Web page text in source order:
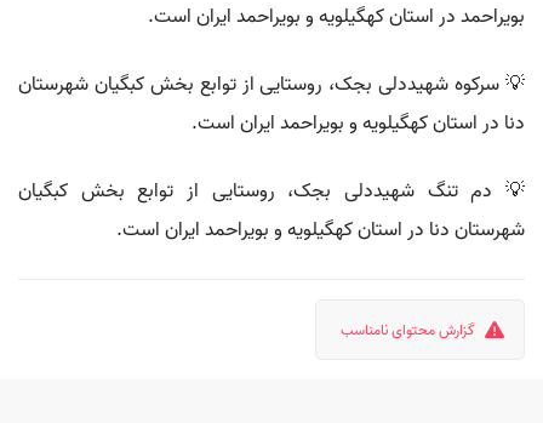
بویراحمد در استان کهگیلویه و بویراحمد ایران است.
💡 سرکوه شهیددلی بجک، روستایی از توابع بخش کبگیان شهرستان
دنا در استان کهگیلویه و بویراحمد ایران است.
💡 دم تنگ شهیددلی بجک، روستایی از توابع بخش کبگیان
شهرستان دنا در استان کهگیلویه و بویراحمد ایران است.
گزارش محتوای نامناسب